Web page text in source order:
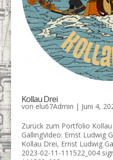
Kollau Drei
von elu67Admin | Juni 4,
Zurück zum Portfolio
GallingVideo: Ernst Ludwig
Kollau Drei, Ernst Ludwig
2023-02-11-111522_004